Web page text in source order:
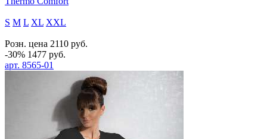
S M L XL XXL
Розн. цена 2110 руб.
-30% 1477 руб.
арт. 8565-01